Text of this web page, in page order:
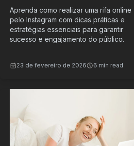
Aprenda como realizar uma rifa online
pelo Instagram com dicas práticas e
estratégias essenciais para garantir
sucesso e engajamento do público.
23 de fevereiro de 2026 6 min read